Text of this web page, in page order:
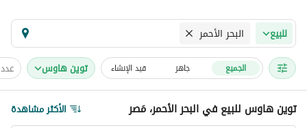
للبيع البحر الأحمر
الجميع جاهز قيد الإنشاء توين هاوس
توين هاوس للبيع في البحر الأحمر، مَصر الأكثر مشاهدة